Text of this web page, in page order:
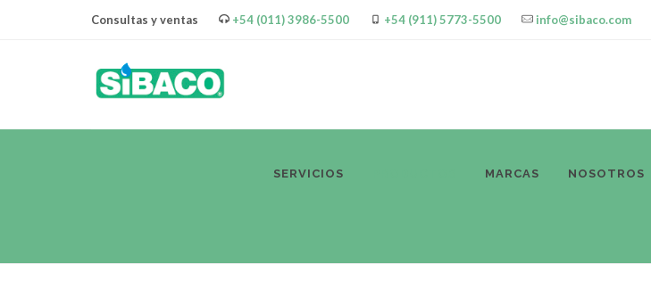
Consultas y ventas +54 (011) 3986-5500 +54 (911) 5773-5500 info@sibaco.com
SERVICIOS MARCAS NOSOTROS